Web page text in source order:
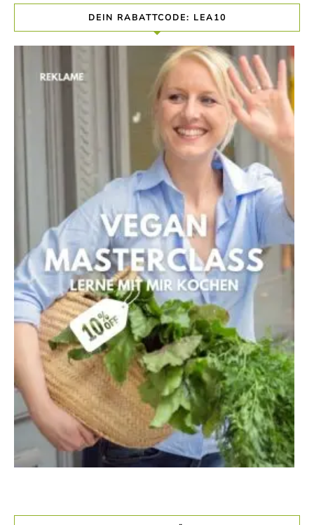
DEIN RABATTCODE: LEA10